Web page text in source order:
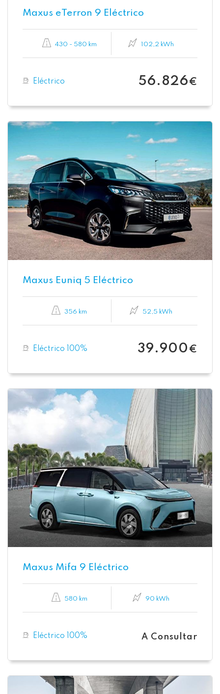
Maxus eTerron 9 Eléctrico
430 - 580 km 102,2 kWh
Eléctrico 56.826 €
Maxus Euniq 5 Eléctrico
356 km 52,5 kWh
Eléctrico 100% 39.900 €
Maxus Mifa 9 Eléctrico
580 km 90 kWh
Eléctrico 100% A Consultar